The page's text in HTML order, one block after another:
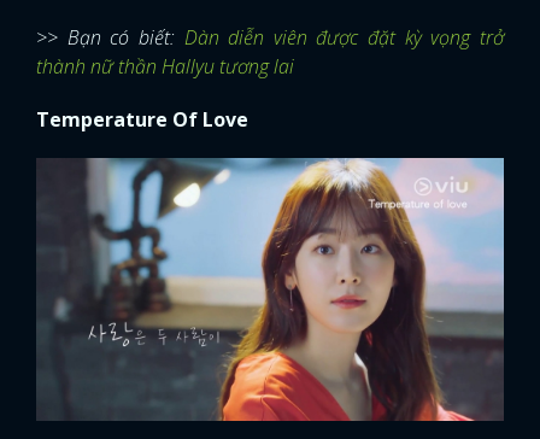
>> Bạn có biết: Dàn diễn viên được đặt kỳ vọng trở
thành nữ thần Hallyu tương lai
Temperature Of Love